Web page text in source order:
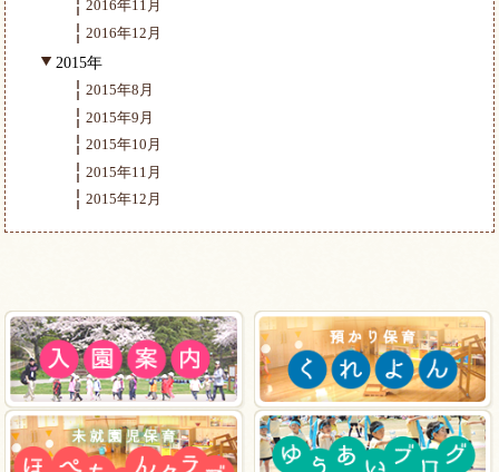
2016年11月
2016年12月
2015年
2015年8月
2015年9月
2015年10月
2015年11月
2015年12月